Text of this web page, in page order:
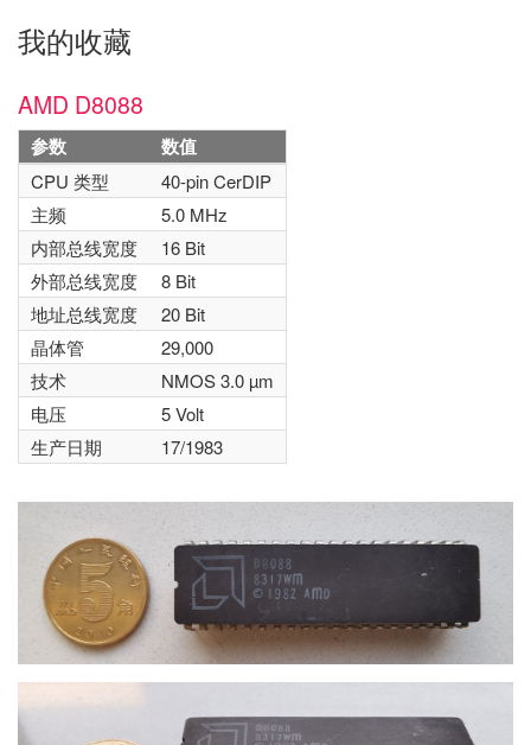
我的收藏
AMD D8088
参数 数值
CPU 类型
40-pin CerDIP
主频
5.0 MHz
内部总线宽度
16 Bit
外部总线宽度
8 Bit
地址总线宽度
20 Bit
晶体管
29,000
技术
NMOS 3.0 µm
电压
5 Volt
生产日期
17/1983